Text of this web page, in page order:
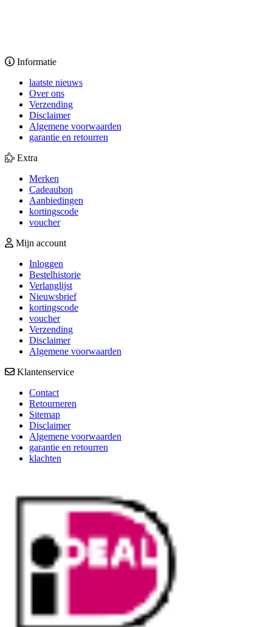
Informatie
laatste nieuws
Over ons
Verzending
Disclaimer
Algemene voorwaarden
garantie en retourren
Extra
Merken
Cadeaubon
Aanbiedingen
kortingscode
voucher
Mijn account
Inloggen
Bestelhistorie
Verlanglijst
Nieuwsbrief
kortingscode
voucher
Verzending
Disclaimer
Algemene voorwaarden
Klantenservice
Contact
Retourneren
Sitemap
Disclaimer
Algemene voorwaarden
garantie en retourren
klachten